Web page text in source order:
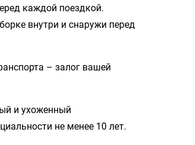
каждой поездкой.
внутри и снаружи перед
– залог вашей
и ухоженный
не менее 10 лет.